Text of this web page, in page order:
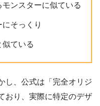
モンスターに似ている
そっくり
似ている
し、公式は「完全オリジ
おり、実際に特定のデザ